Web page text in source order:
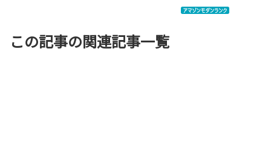
この記事の関連記事一覧